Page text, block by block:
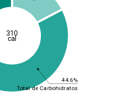
44.6%
Total de Carbohidratos
310
cal